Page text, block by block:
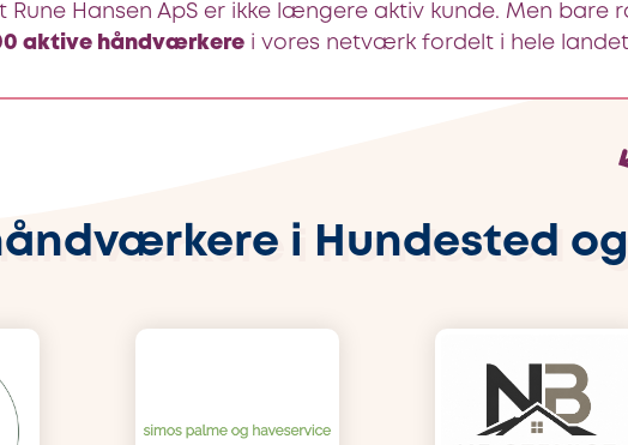
Rune Hansen ApS er ikke længere aktiv kunde. Men bare
aktive håndværkere i vores netværk fordelt i hele landet
i Hundested